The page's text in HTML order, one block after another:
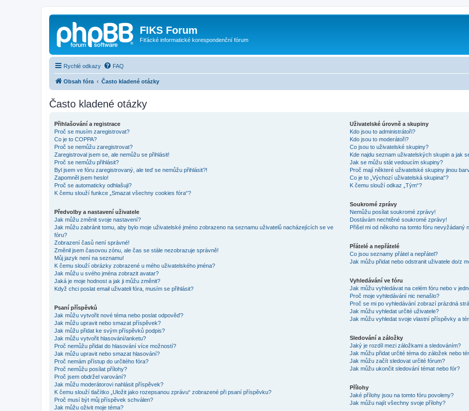
FIKS Forum
Fiťácké informatické korespondenční fórum
Rychlé odkazy FAQ
Obsah fóra Často kladené otázky
Často kladené otázky
Přihlašování a registrace
Proč se musím zaregistrovat?
Co je to COPPA?
Proč se nemůžu zaregistrovat?
Zaregistroval jsem se, ale nemůžu se přihlásit!
Proč se nemůžu přihlásit?
Byl jsem ve fóru zaregistrovaný, ale teď se nemůžu přihlásit?!
Zapomněl jsem heslo!
Proč se automaticky odhlašuji?
K čemu slouží funkce „Smazat všechny cookies fóra“?
Předvolby a nastavení uživatele
Jak můžu změnit svoje nastavení?
Jak můžu zabránit tomu, aby bylo moje uživatelské jméno zobrazeno na seznamu uživatelů nacházejících se ve
fóru?
Zobrazení časů není správné!
Změnil jsem časovou zónu, ale čas se stále nezobrazuje správně!
Můj jazyk není na seznamu!
K čemu slouží obrázky zobrazené u mého uživatelského jména?
Jak můžu u svého jména zobrazit avatar?
Jaká je moje hodnost a jak ji můžu změnit?
Když chci poslat email uživateli fóra, musím se přihlásit?
Psaní příspěvků
Jak můžu vytvořit nové téma nebo poslat odpověď?
Jak můžu upravit nebo smazat příspěvek?
Jak můžu přidat ke svým příspěvků podpis?
Jak můžu vytvořit hlasování/anketu?
Proč nemůžu přidat do hlasování více možností?
Jak můžu upravit nebo smazat hlasování?
Proč nemám přístup do určitého fóra?
Proč nemůžu posílat přílohy?
Proč jsem obdržel varování?
Jak můžu moderátorovi nahlásit příspěvek?
K čemu slouží tlačítko „Uložit jako rozepsanou zprávu“ zobrazené při psaní příspěvku?
Proč musí být můj příspěvek schválen?
Jak můžu oživit moje téma?
Uživatelské úrovně a skupiny
Kdo jsou to administrátoři?
Kdo jsou to moderátoři?
Co jsou to uživatelské skupiny?
Kde najdu seznam uživatelských skupin a jak
Jak se můžu stát vedoucím skupiny?
Proč mají některé uživatelské skupiny jinou
Co je to „Výchozí uživatelská skupina“?
K čemu slouží odkaz „Tým“?
Soukromé zprávy
Nemůžu posílat soukromé zprávy!
Dostávám nechtěné soukromé zprávy!
Přišel mi od někoho na tomto fóru nevyžádaný
Přátelé a nepřátelé
Co jsou seznamy přátel a nepřátel?
Jak můžu přidat nebo odstranit uživatele do/z
Vyhledávání ve fóru
Jak můžu vyhledávat na celém fóru nebo v
Proč moje vyhledávání nic nenašlo?
Proč se mi po vyhledávání zobrazí prázdná
Jak můžu vyhledat určité uživatele?
Jak můžu vyhledat svoje vlastní příspěvky a
Sledování a záložky
Jaký je rozdíl mezi záložkami a sledováním?
Jak můžu přidat určité téma do záložek nebo
Jak můžu začít sledovat určité fórum?
Jak můžu ukončit sledování témat nebo fór?
Přílohy
Jaké přílohy jsou na tomto fóru povoleny?
Jak můžu najít všechny svoje přílohy?